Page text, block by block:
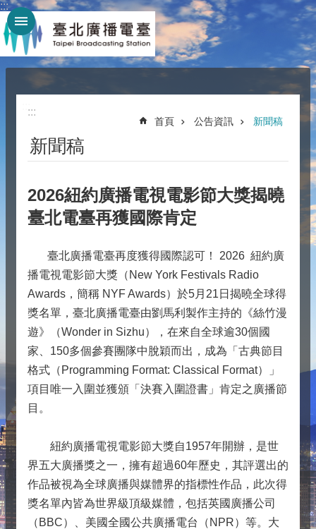
跳到主要內容區塊
:::
:::
首頁 公告資訊 新聞稿
新聞稿
2026紐約廣播電視電影節大獎揭曉
臺北電臺再獲國際肯定
臺北廣播電臺再度獲得國際認可！ 2026 紐約廣
播電視電影節大獎（New York Festivals Radio
Awards，簡稱 NYF Awards）於5月21日揭曉全球得
獎名單，臺北廣播電臺由劉馬利製作主持的《絲竹漫
遊》（Wonder in Sizhu），在來自全球逾30個國
家、150多個參賽團隊中脫穎而出，成為「古典節目
格式（Programming Format: Classical Format）」
項目唯一入圍並獲頒「決賽入圍證書」肯定之廣播節
目。
紐約廣播電視電影節大獎自1957年開辦，是世
界五大廣播獎之一，擁有超過60年歷史，其評選出的
作品被視為全球廣播與媒體界的指標性作品，此次得
獎名單內皆為世界級頂級媒體，包括英國廣播公司
（BBC）、美國全國公共廣播電台（NPR）等。大